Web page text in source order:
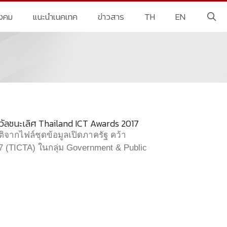
คม แนะนำเนคเทค ข่าวสาร TH EN
ชนะเลิศ Thailand ICT Awards 2017
จากไฟล์ชุดข้อมูลเปิดภาครัฐ คว้า
(TICTA) ในกลุ่ม Government & Public